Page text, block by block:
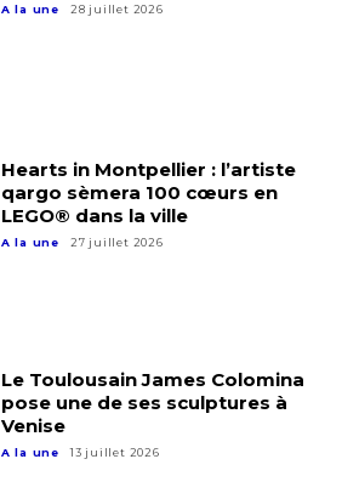
A la une 28 juillet 2026
Hearts in Montpellier : l’artiste
qargo sèmera 100 cœurs en
LEGO® dans la ville
A la une 27 juillet 2026
Le Toulousain James Colomina
pose une de ses sculptures à
Venise
A la une 13 juillet 2026